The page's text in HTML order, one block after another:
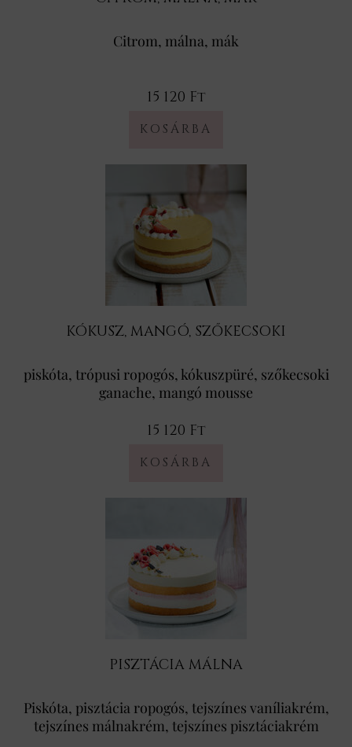
Citrom, málna, mák
15 120 Ft
KÓKUSZ, MANGÓ, SZŐKECSOKI
piskóta, trópusi ropogós, kókuszpüré, szőkecsoki
ganache, mangó mousse
15 120 Ft
PISZTÁCIA MÁLNA
Piskóta, pisztácia ropogós, tejszínes vaníliakrém,
tejszínes málnakrém, tejszínes pisztáciakrém